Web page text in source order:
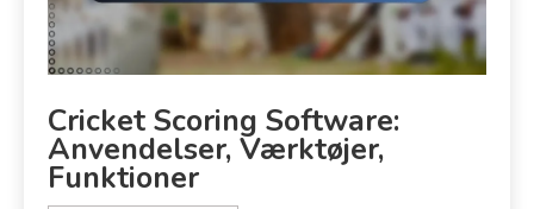
Cricket Scoring Software:
Anvendelser, Værktøjer,
Funktioner